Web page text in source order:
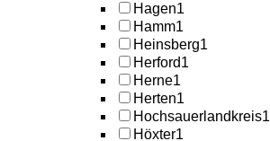
Hagen1
Hamm1
Heinsberg1
Herford1
Herne1
Herten1
Hochsauerlandkreis1
Höxter1